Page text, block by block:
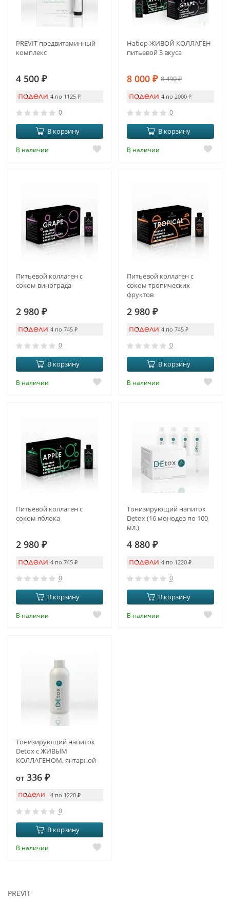
PREVIT предвитаминный
комплекс
4 500 ₽
4 по 1125 ₽
0
В корзину
В наличии
Набор ЖИВОЙ КОЛЛАГЕН
питьевой 3 вкуса
8 000 ₽ 8 490₽
4 по 2000 ₽
0
В корзину
В наличии
Питьевой коллаген с
соком винограда
2 980 ₽
4 по 745 ₽
0
В корзину
В наличии
Питьевой коллаген с
соком тропических
фруктов
2 980 ₽
4 по 745 ₽
0
В корзину
В наличии
Питьевой коллаген с
соком яблока
2 980 ₽
4 по 745 ₽
0
В корзину
В наличии
Тонизирующий напиток
Detox (16 монодоз по 100
мл.)
4 880 ₽
4 по 1220 ₽
0
В корзину
В наличии
Тонизирующий напиток
Detox с ЖИВЫМ
КОЛЛАГЕНОМ, янтарной
от 336 ₽
4 по 1220 ₽
0
В корзину
В наличии
PREVIT